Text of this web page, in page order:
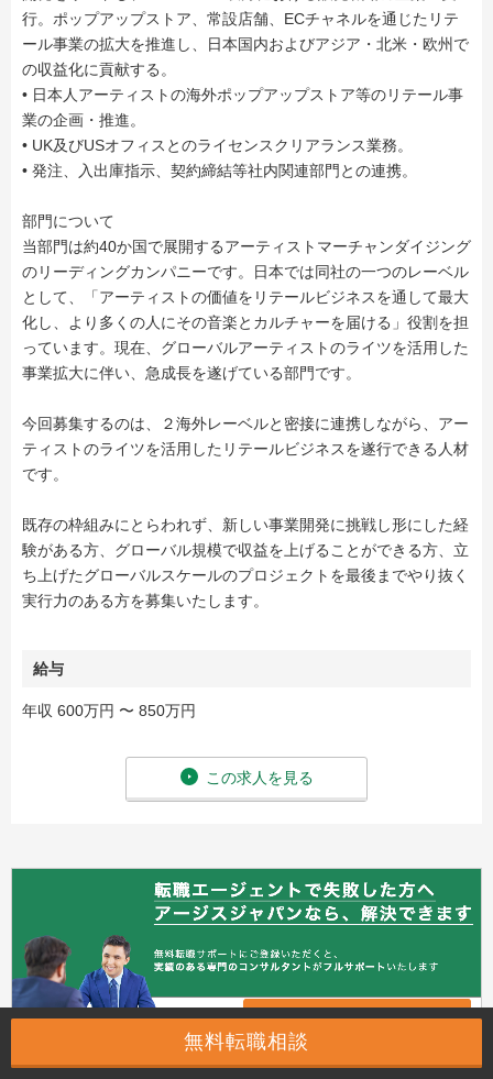
行。ポップアップストア、常設店舗、ECチャネルを通じたリテ
ール事業の拡大を推進し、日本国内およびアジア・北米・欧州で
の収益化に貢献する。
• 日本人アーティストの海外ポップアップストア等のリテール事
業の企画・推進。
• UK及びUSオフィスとのライセンスクリアランス業務。
• 発注、入出庫指示、契約締結等社内関連部門との連携。
部門について
当部門は約40か国で展開するアーティストマーチャンダイジング
のリーディングカンパニーです。日本では同社の一つのレーベル
として、「アーティストの価値をリテールビジネスを通して最大
化し、より多くの人にその音楽とカルチャーを届ける」役割を担
っています。現在、グローバルアーティストのライツを活用した
事業拡大に伴い、急成長を遂げている部門です。
今回募集するのは、２海外レーベルと密接に連携しながら、アー
ティストのライツを活用したリテールビジネスを遂行できる人材
です。
既存の枠組みにとらわれず、新しい事業開発に挑戦し形にした経
験がある方、グローバル規模で収益を上げることができる方、立
ち上げたグローバルスケールのプロジェクトを最後までやり抜く
実行力のある方を募集いたします。
給与
年収 600万円 〜 850万円
この求人を見る
無料転職相談